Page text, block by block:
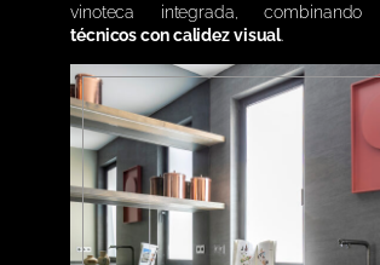
vinoteca integrada, combinando
técnicos con calidez visual.